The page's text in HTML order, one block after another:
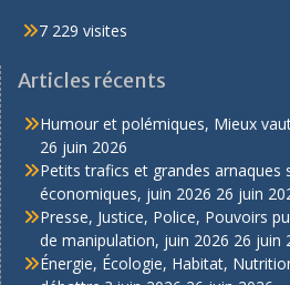
7 229 visites
Articles récents
Humour et polémiques, Mieux
26 juin 2026
Petits trafics et grandes arnaques
économiques, juin 2026 26 juin
Presse, Justice, Police, Pouvoirs
de manipulation, juin 2026 26 juin
Énergie, Écologie, Habitat,